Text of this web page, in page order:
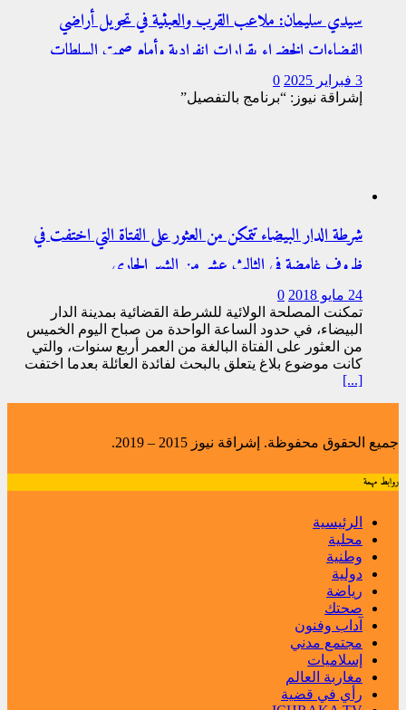
سيدي سليمان: ملاعب القرب والعبثية في تحويل أراضي
الفضاءات الخضراء بقرارات انفرادية وأمام صمت السلطات
(بالفيديو)
3 فبراير 2025
0
إشراقة نيوز: “برنامج بالتفصيل”
شرطة الدار البيضاء تتمكن من العثور على الفتاة التي اختفت في
ظروف غامضة في الثالث عشر من الشهر الجاري
24 مايو 2018
0
تمكنت المصلحة الولائية للشرطة القضائية بمدينة الدار
البيضاء، في حدود الساعة الواحدة من صباح اليوم الخميس
من العثور على الفتاة البالغة من العمر أربع سنوات، والتي
كانت موضوع بلاغ يتعلق بالبحث لفائدة العائلة بعدما اختفت
[...]
جميع الحقوق محفوظة. إشراقة نيوز 2015 – 2019.
روابط مهمة
الرئيسية
محلية
وطنية
دولية
رياضة
صحتك
آداب وفنون
مجتمع مدني
إسلاميات
مغاربة العالم
رأي في قضية